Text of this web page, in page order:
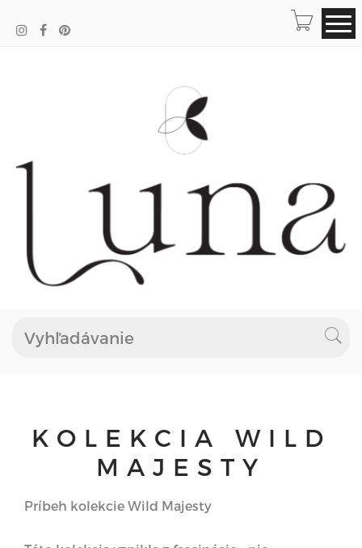
KOLEKCIA WILD
MAJESTY
Príbeh kolekcie Wild Majesty